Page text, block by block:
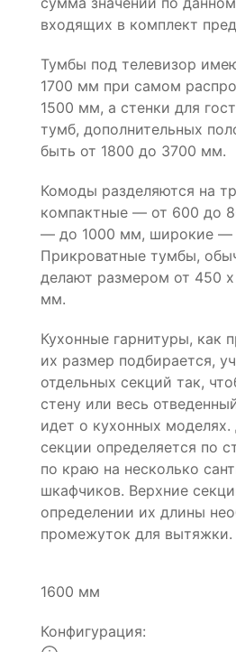
входящих в комплект
Тумбы под телевизор
1700 мм при самом
1500 мм, а стенки для
тумб, дополнительных
быть от 1800 до 3700 мм.
Комоды разделяются на
компактные — от 600 до
— до 1000 мм, широкие —
Прикроватные тумбы,
делают размером от 450
мм.
Кухонные гарнитуры, как
их размер подбирается,
отдельных секций так,
стену или весь
идет о кухонных
секции определяется по
по краю на несколько
шкафчиков. Верхние
определении их длины
промежуток для вытяжки.
1600 мм
Конфигурация: